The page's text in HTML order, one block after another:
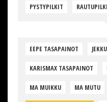
PYSTYPILKIT
EEPE TASAPAINOT
KARISMAX TASAPAINOT
MA MUIKKU MA MUTU